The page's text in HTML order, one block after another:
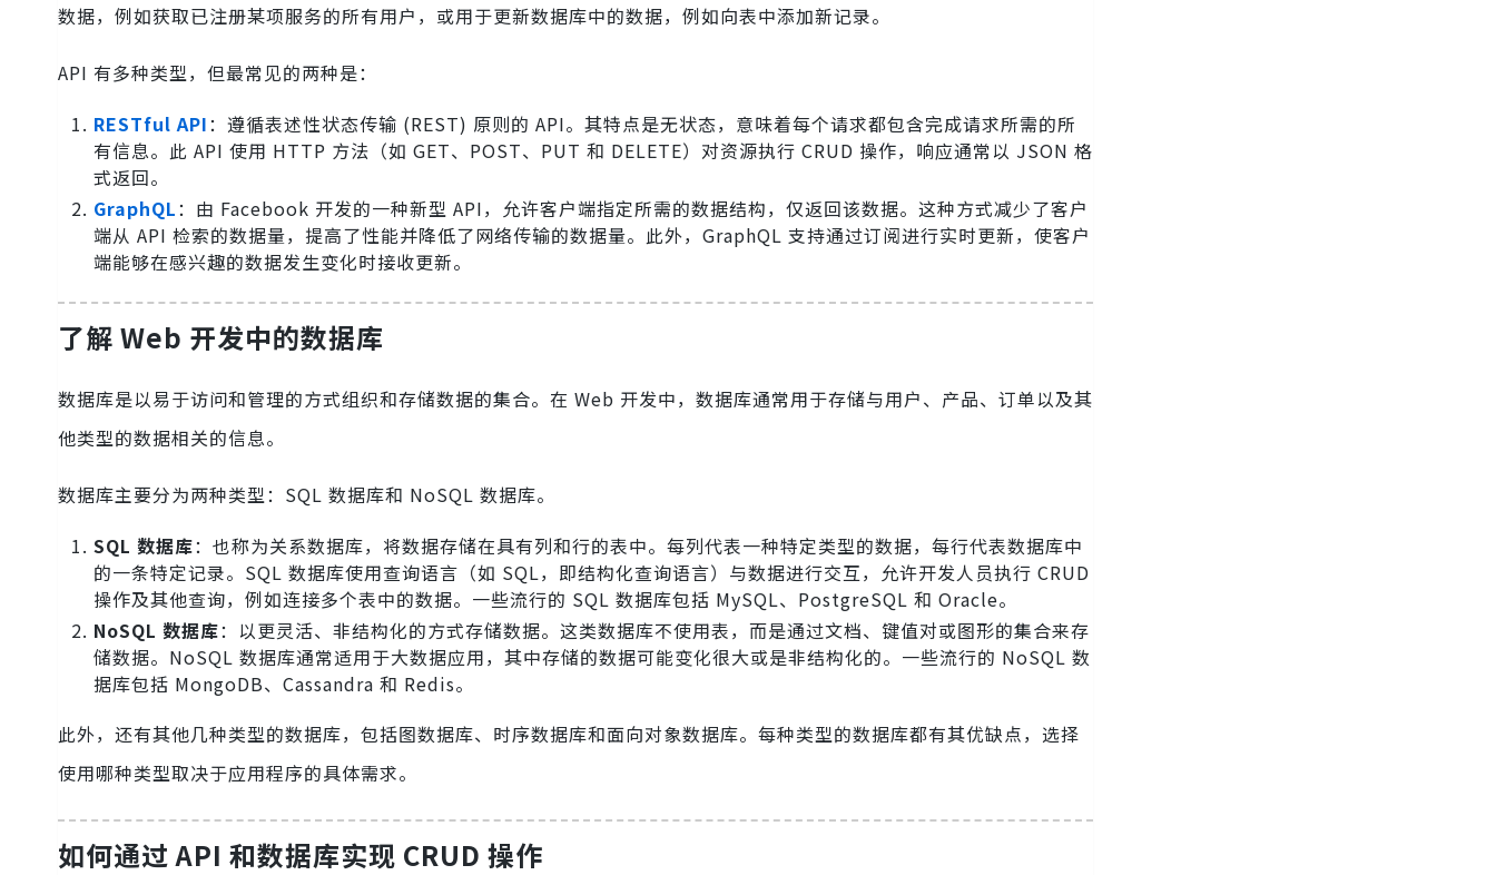
数据，例如获取已注册某项服务的所有用户，或用于更新数据库中的数据，例如向表中添加新记录。
API 有多种类型，但最常见的两种是：
RESTful API：遵循表述性状态传输 (REST) 原则的 API。其特点是无状态，意味着每个请求都包含完成请求所需的所
有信息。此 API 使用 HTTP 方法（如 GET、POST、PUT 和 DELETE）对资源执行 CRUD 操作，响应通常以 JSON 格
式返回。
GraphQL：由 Facebook 开发的一种新型 API，允许客户端指定所需的数据结构，仅返回该数据。这种方式减少了客户
端从 API 检索的数据量，提高了性能并降低了网络传输的数据量。此外，GraphQL 支持通过订阅进行实时更新，使客户
端能够在感兴趣的数据发生变化时接收更新。
了解 Web 开发中的数据库
数据库是以易于访问和管理的方式组织和存储数据的集合。在 Web 开发中，数据库通常用于存储与用户、产品、订单以及其
他类型的数据相关的信息。
数据库主要分为两种类型：SQL 数据库和 NoSQL 数据库。
SQL 数据库：也称为关系数据库，将数据存储在具有列和行的表中。每列代表一种特定类型的数据，每行代表数据库中
的一条特定记录。SQL 数据库使用查询语言（如 SQL，即结构化查询语言）与数据进行交互，允许开发人员执行 CRUD
操作及其他查询，例如连接多个表中的数据。一些流行的 SQL 数据库包括 MySQL、PostgreSQL 和 Oracle。
NoSQL 数据库：以更灵活、非结构化的方式存储数据。这类数据库不使用表，而是通过文档、键值对或图形的集合来存
储数据。NoSQL 数据库通常适用于大数据应用，其中存储的数据可能变化很大或是非结构化的。一些流行的 NoSQL 数
据库包括 MongoDB、Cassandra 和 Redis。
此外，还有其他几种类型的数据库，包括图数据库、时序数据库和面向对象数据库。每种类型的数据库都有其优缺点，选择
使用哪种类型取决于应用程序的具体需求。
如何通过 API 和数据库实现 CRUD 操作